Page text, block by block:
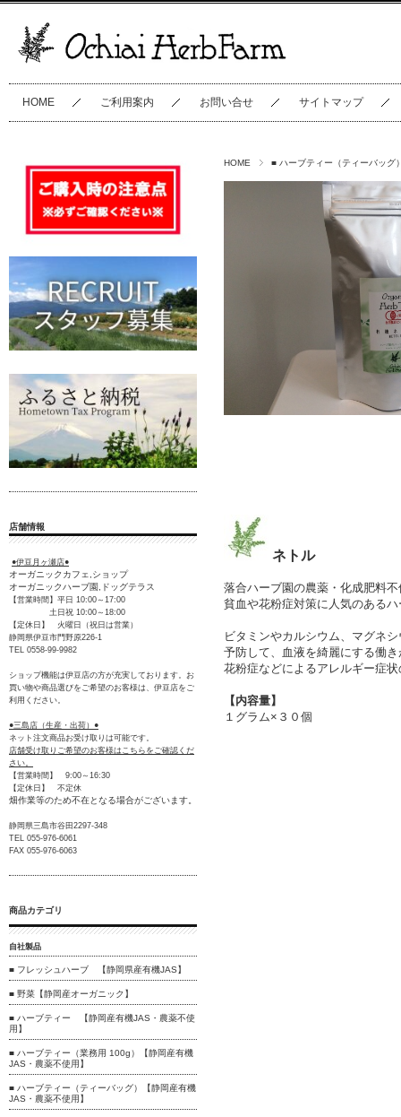
HOME ご利用案内 お問い合せ サイトマップ
HOME ■ ハーブティー（ティーバッグ
ネトル
落合ハーブ園の農薬・化成肥料
貧血や花粉症対策に人気のある
ビタミンやカルシウム、マグネ
予防して、血液を綺麗にする働
花粉症などによるアレルギー症
【内容量】
１グラム×３０個
店舗情報
●伊豆月ヶ瀬店●
オーガニックカフェ,ショップ
オーガニックハーブ園,ドッグテラス
【営業時間】平日 10:00～17:00
土日祝 10:00～18:00
【定休日】 火曜日（祝日は営業）
静岡県伊豆市門野原226-1
TEL 0558-99-9982
ショップ機能は伊豆店の方が充実しております。お
買い物や商品選びをご希望のお客様は、伊豆店をご
利用ください。
●三島店（生産・出荷）●
ネット注文商品お受け取りは可能です。
店舗受け取りご希望のお客様はこちらをご確認くだ
さい。
【営業時間】 9:00～16:30
【定休日】 不定休
畑作業等のため不在となる場合がございます。
静岡県三島市谷田2297-348
TEL 055-976-6061
FAX 055-976-6063
商品カテゴリ
自社製品
■ フレッシュハーブ 【静岡県産有機JAS】
■ 野菜【静岡産オーガニック】
■ ハーブティー 【静岡産有機JAS・農薬不使
用】
■ ハーブティー（業務用 100g）【静岡産有機
JAS・農薬不使用】
■ ハーブティー（ティーバッグ）【静岡産有機
JAS・農薬不使用】